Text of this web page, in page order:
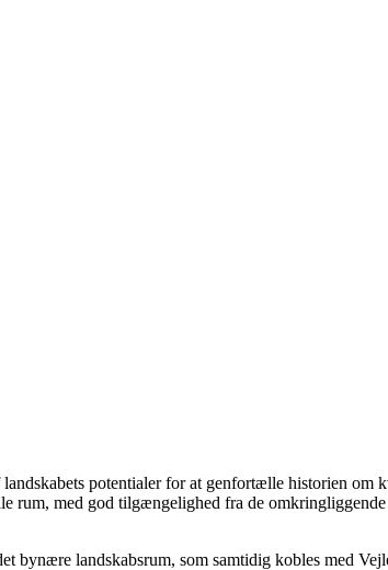
potentialer for at genfortælle historien
rum, med god tilgængelighed fra de
bynære landskabsrum, som samtidig kobles med